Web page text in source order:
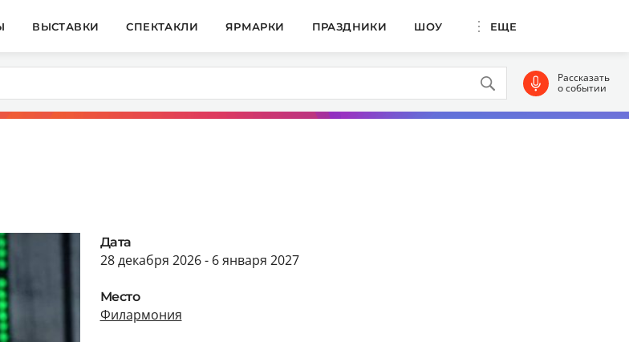
ВЫСТАВКИ СПЕКТАКЛИ ЯРМАРКИ ПРАЗДНИКИ ШОУ ЕЩЕ
Рассказать
о событии
Дата
28 декабря 2026 - 6 января 2027
Место
Филармония